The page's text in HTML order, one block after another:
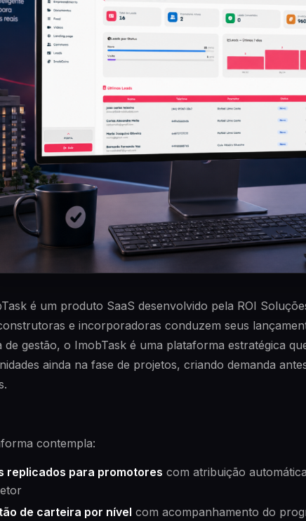
é um produto SaaS desenvolvido pela ROI
e incorporadoras conduzem seus
de gestão, o ImobTask é uma plataforma estratégica
ainda na fase de projetos, criando demanda
contempla:
replicados para promotores com atribuição
de carteira por nível com acompanhamento do